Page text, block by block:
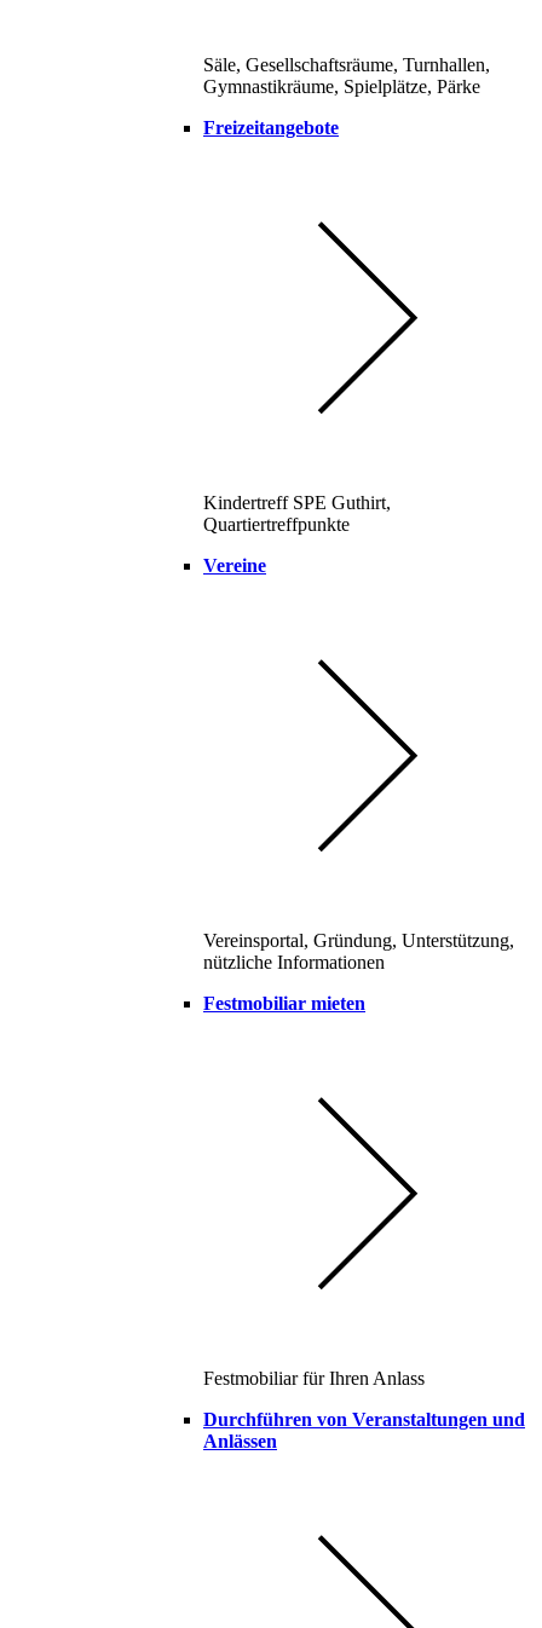
Säle, Gesellschaftsräume, Turnhallen,
Gymnastikräume, Spielplätze, Pärke
Freizeitangebote
Kindertreff SPE Guthirt,
Quartiertreffpunkte
Vereine
Vereinsportal, Gründung, Unterstützung,
nützliche Informationen
Festmobiliar mieten
Festmobiliar für Ihren Anlass
Durchführen von Veranstaltungen und
Anlässen